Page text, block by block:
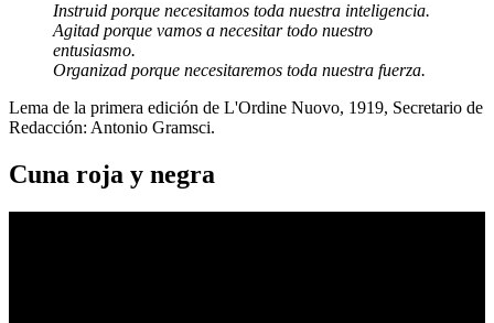
Instruid porque necesitamos toda nuestra inteligencia.
Agitad porque vamos a necesitar todo nuestro
entusiasmo.
Organizad porque necesitaremos toda nuestra fuerza.
Lema de la primera edición de L'Ordine Nuovo, 1919, Secretario de
Redacción: Antonio Gramsci.
Cuna roja y negra